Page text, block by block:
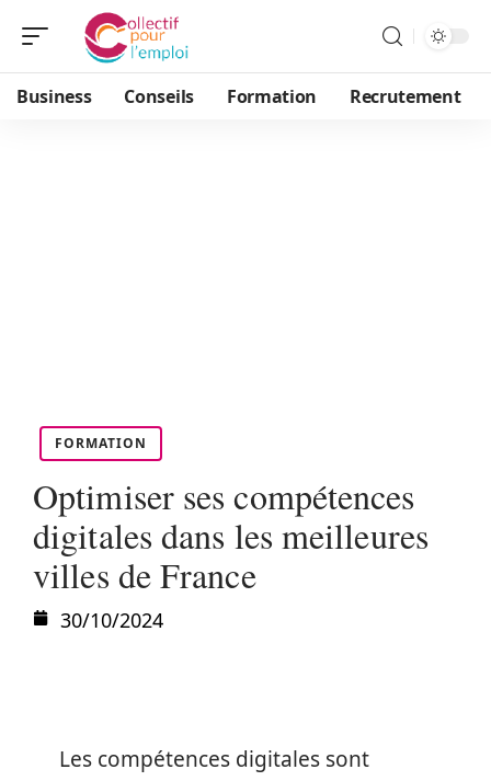
Business Conseils Formation Recrutement
FORMATION
Optimiser ses compétences
digitales dans les meilleures
villes de France
30/10/2024
Les compétences digitales sont